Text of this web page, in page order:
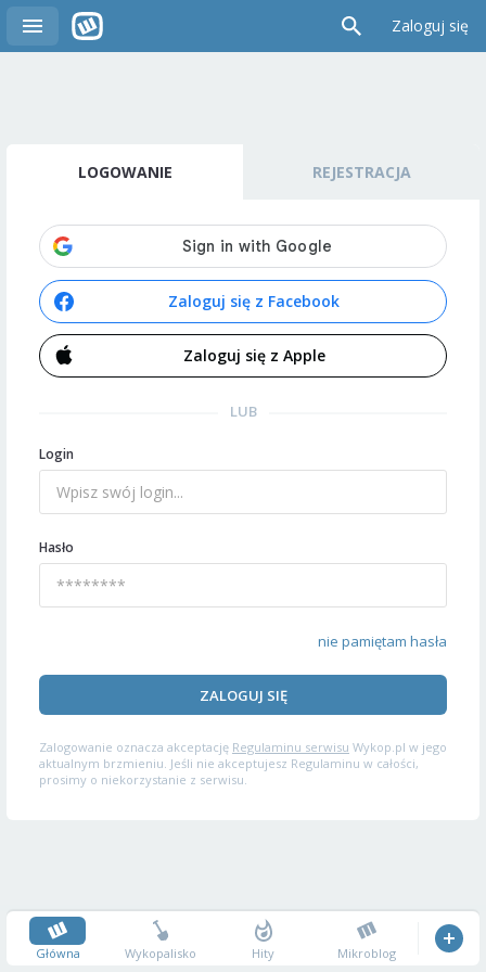
Zaloguj się
LOGOWANIE REJESTRACJA
Zaloguj się z Facebook
Zaloguj się z Apple
LUB
Login
Hasło
nie pamiętam hasła
ZALOGUJ SIĘ
Zalogowanie oznacza akceptację Regulaminu serwisu Wykop.pl w jego
aktualnym brzmieniu. Jeśli nie akceptujesz Regulaminu w całości,
prosimy o niekorzystanie z serwisu.
Główna Wykopalisko Hity Mikroblog